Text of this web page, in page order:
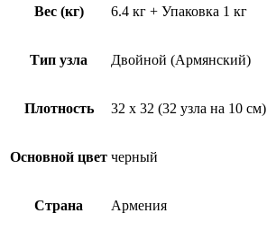
Вес (кг) 6.4 кг + Упаковка 1 кг
Тип узла Двойной (Армянский)
Плотность 32 х 32 (32 узла на 10 см)
Основной цвет черный
Страна Армения